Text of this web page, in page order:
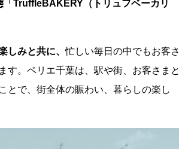
TruffleBAKERY（トリュフベーカリ
しみと共に、忙しい毎日の中でもお客さ
す。ペリエ千葉は、駅や街、お客さまと
とで、街全体の賑わい、暮らしの楽し